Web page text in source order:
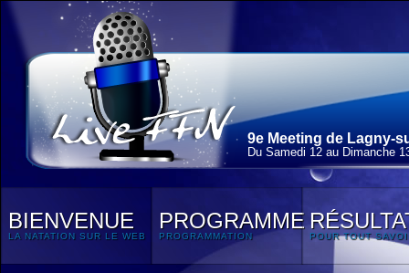
9e Meeting de Lagny-
Du Samedi 12 au Dimanche
BIENVENUE
LA NATATION SUR LE WEB
PROGRAMME
PROGRAMMATION POUR TOUT